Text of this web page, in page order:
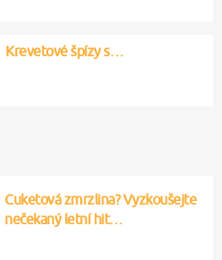
Krevetové špízy s…
Cuketová zmrzlina? Vyzkoušejte
nečekaný letní hit…